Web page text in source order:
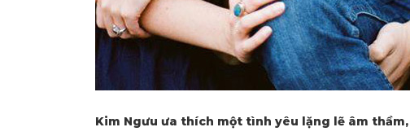
Kim Ngưu ưa thích một tình yêu lặng lẽ âm